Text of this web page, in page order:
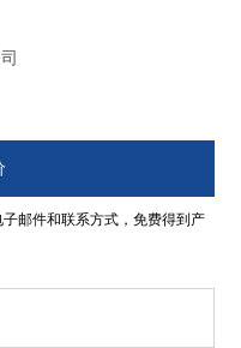
邮件和联系方式，免费得到产